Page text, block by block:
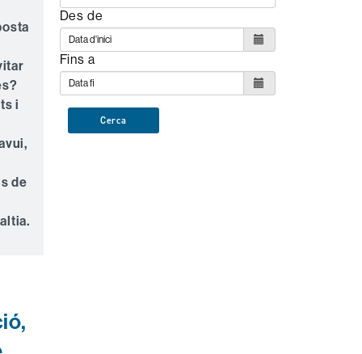
i
de
Des de
Fins a
Cerca